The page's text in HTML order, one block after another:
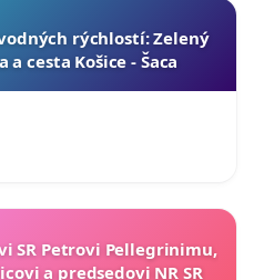
rýchlostí: Zelený
a cesta Košice - Šaca
SR Petrovi Pellegrinimu,
a predsedovi NR SR